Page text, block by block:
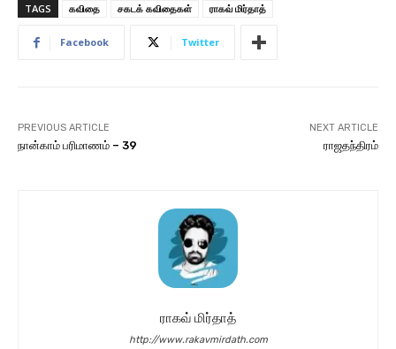
TAGS கவிதை சகடக் கவிதைகள் ராகவ் மிர்தாத்
Facebook Twitter
PREVIOUS ARTICLE
நான்காம் பரிமாணம் – 39
NEXT ARTICLE
ராஜதந்திரம்
ராகவ் மிர்தாத்
http://www.rakavmirdath.com